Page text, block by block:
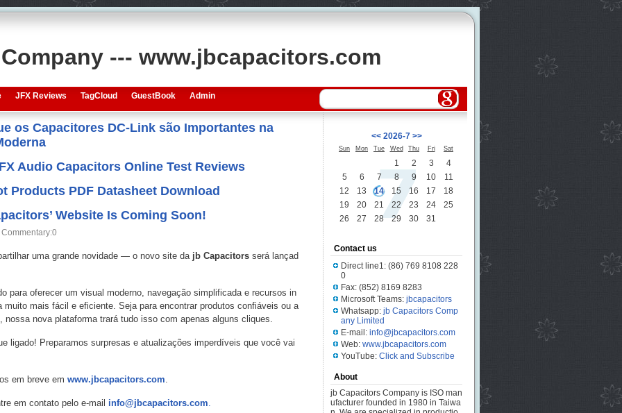
--- www.jbcapacitors.com
JFX Reviews TagCloud GuestBook Admin
os Capacitores DC-Link são Importantes na
Audio Capacitors Online Test Reviews
Products PDF Datasheet Download
Website Is Coming Soon!
Commentary:0
uma grande novidade — o novo site da jb Capacitorsserá lançad
para oferecer um visual moderno, navegação simplificada e recursos in
mais fácil e eficiente. Seja para encontrar produtos confiáveis ou a
nossa nova plataforma trará tudo isso com apenas alguns cliques.
ligado! Preparamos surpresas e atualizações imperdíveis que você vai
em breve em www.jbcapacitors.com.
em contato pelo e-mail info@jbcapacitors.com.
<< 2026-7 >>
Sun Mon Tue Wed Thu Fri Sat
1 2 3
4
5
6 7 8 9 10
11
12
13 14 15 16 17
18
19
20 21 22 23 24
25
26
27 28 29 30 31
Contact us
Direct line1: (86) 769 8108 228
0
Fax: (852) 8169 8283
Microsoft Teams: jbcapacitors
Whatsapp: jb Capacitors Comp
any Limited
E-mail: info@jbcapacitors.com
Web: www.jbcapacitors.com
YouTube: Click and Subscribe
About
jb Capacitors Company is ISO man
ufacturer founded in 1980 in Taiwa